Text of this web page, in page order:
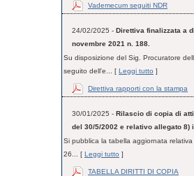
Vademecum seguiti NDR
24/02/2025 - Direttiva finalizzata a
novembre 2021 n. 188.
Su disposizione del Sig. Procuratore
seguito dell'e... [ Leggi tutto ]
Direttiva rapporti con la stampa
30/01/2025 - Rilascio di copia di
del 30/5/2002 e relativo allegato 8)
Si pubblica la tabella aggiornata
26... [ Leggi tutto ]
TABELLA DIRITTI DI COPIA